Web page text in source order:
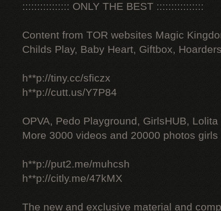
:::::::::::::::: ONLY THE BEST ::::::::::::::::
Content from TOR websites Magic
Childs Play, Baby Heart, Giftbox,
h**p://tiny.cc/sficzx
h**p://cutt.us/Y7P84
OPVA, Pedo Playground, GirlsHUB, Lolita
More 3000 videos and 20000 photos
h**p://put2.me/muhcsh
h**p://citly.me/47kMX
The new and exclusive material and